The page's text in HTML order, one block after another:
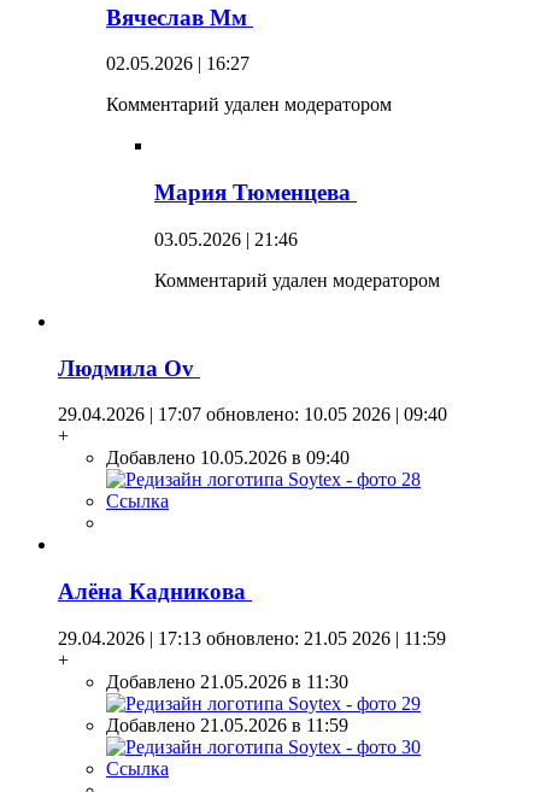
Вячеслав Мм
02.05.2026 | 16:27
Комментарий удален модератором
Мария Тюменцева
03.05.2026 | 21:46
Комментарий удален модератором
Людмила Оv
29.04.2026 | 17:07 обновлено: 10.05 2026 | 09:40
+
Добавлено 10.05.2026 в 09:40
Ссылка
Алёна Кадникова
29.04.2026 | 17:13 обновлено: 21.05 2026 | 11:59
+
Добавлено 21.05.2026 в 11:30
Добавлено 21.05.2026 в 11:59
Ссылка